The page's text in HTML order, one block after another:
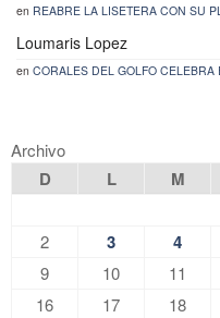
en REABRE LA LISETERA CON SU
Loumaris Lopez
en CORALES DEL GOLFO
Archivo
D L M
2 3 4
9 10 11
16
17 18